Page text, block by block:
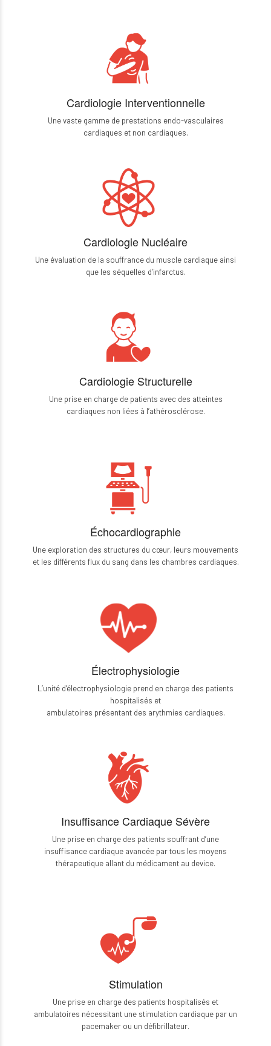
Cardiologie Interventionnelle
Une vaste gamme de prestations endo-vasculaires
cardiaques et non cardiaques.
Cardiologie Nucléaire
Une évaluation de la souffrance du muscle cardiaque ainsi
que les séquelles d’infarctus.
Cardiologie Structurelle
Une prise en charge de patients avec des atteintes
cardiaques non liées à l’athérosclérose.
Échocardiographie
Une exploration des structures du cœur, leurs mouvements
et les différents flux du sang dans les chambres cardiaques.
Électrophysiologie
L’unité d’électrophysiologie prend en charge des patients
hospitalisés et
ambulatoires présentant des arythmies cardiaques.
Insuffisance Cardiaque Sévère
Une prise en charge des patients souffrant d’une
insuffisance cardiaque avancée par tous les moyens
thérapeutique allant du médicament au device.
Stimulation
Une prise en charge des patients hospitalisés et
ambulatoires nécessitant une stimulation cardiaque par un
pacemaker ou un défibrillateur.